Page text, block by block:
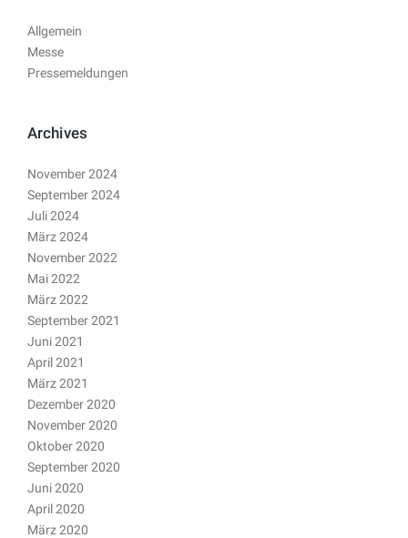
Allgemein
Messe
Pressemeldungen
Archives
November 2024
September 2024
Juli 2024
März 2024
November 2022
Mai 2022
März 2022
September 2021
Juni 2021
April 2021
März 2021
Dezember 2020
November 2020
Oktober 2020
September 2020
Juni 2020
April 2020
März 2020